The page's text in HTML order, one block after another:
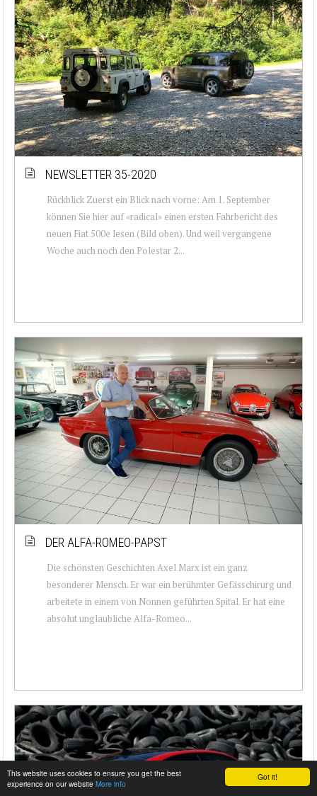
Got it!
This website uses cookies to ensure you get the best
experience on our website More info
NEWSLETTER 35-2020
Rückblick Zuerst ein Blick nach vorne: Am 1. September
können Sie hier auf «radical» einen ersten Fahrbericht des
neuen Fiat 500e lesen (Bild oben). Und weil vergangene
Woche auch noch den Polestar 2...
DER ALFA-ROMEO-PAPST
Die schönsten Geschichten Axel Marx ist ein ganz
besonderer Mensch. Er war ein berühmter Gefässchirurg und
arbeitete in einem von Nonnen geführten Spital. Er hat ­eine
absolut unglaubliche Alfa-Romeo...